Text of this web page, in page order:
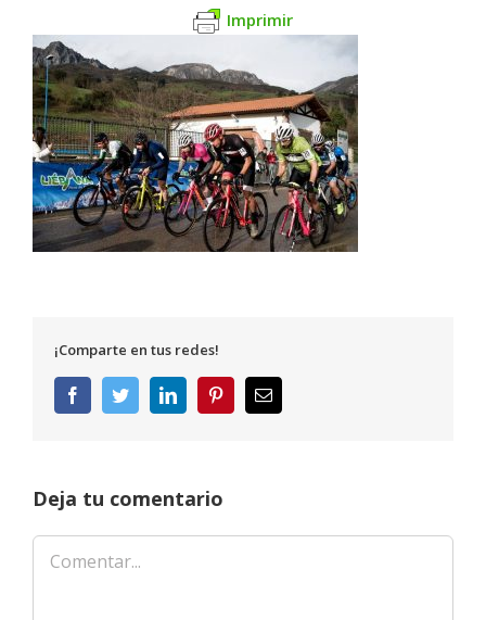
Imprimir
¡Comparte en tus redes!
FacebookTwitterLinkedInPinterestCorreo
electrónico
Deja tu comentario
Comentar